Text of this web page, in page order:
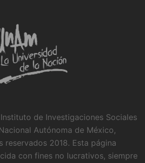
de Investigaciones Sociales
Autónoma de México,
reservados 2018. Esta página
con fines no lucrativos, siempre